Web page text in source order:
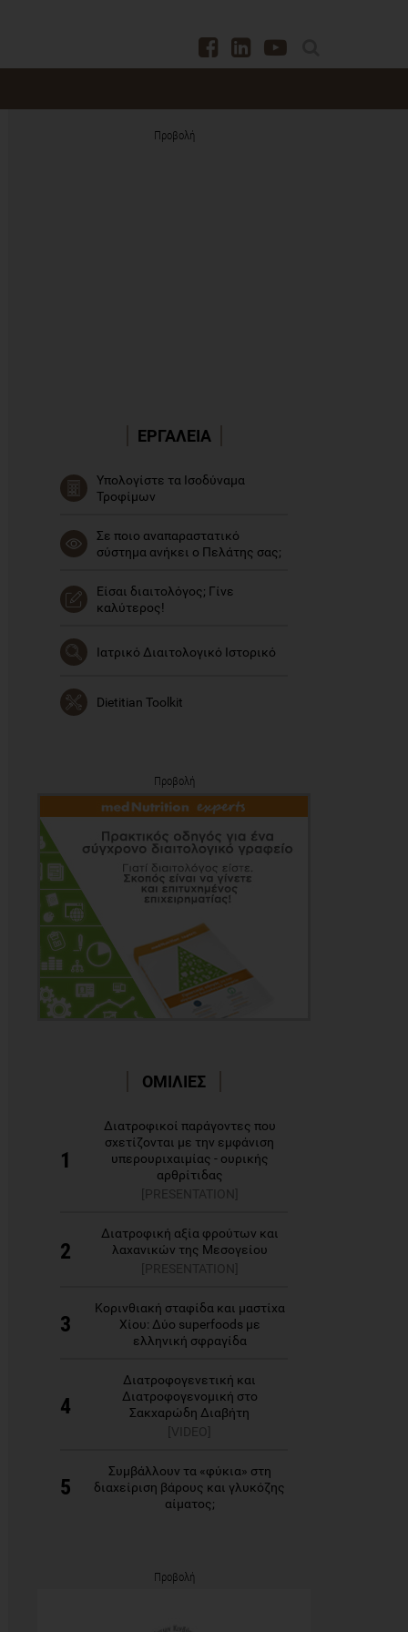
Προβολή
ΕΡΓΑΛΕΙΑ
Υπολογίστε τα Ισοδύναμα
Τροφίμων
Σε ποιο αναπαραστατικό
σύστημα ανήκει ο Πελάτης σας;
Είσαι διαιτολόγος; Γίνε
καλύτερος!
Ιατρικό Διαιτολογικό Ιστορικό
Dietitian Toolkit
ΟΜΙΛΙΕΣ
1
Διατροφικοί παράγοντες που
σχετίζονται με την εμφάνιση
υπερουριχαιμίας - ουρικής
αρθρίτιδας
[PRESENTATION]
2
Διατροφική αξία φρούτων και
λαχανικών της Μεσογείου
[PRESENTATION]
3
Κορινθιακή σταφίδα και μαστίχα
Χίου: Δύο superfoods με
ελληνική σφραγίδα
4
Διατροφογενετική και
Διατροφογενομική στο
Σακχαρώδη Διαβήτη
[VIDEO]
5
Συμβάλλουν τα «φύκια» στη
διαχείριση βάρους και γλυκόζης
αίματος;
Προβολή
Προβολή